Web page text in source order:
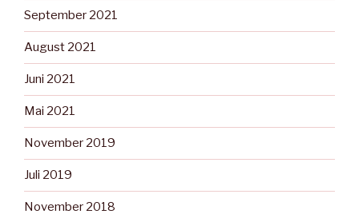
September 2021
August 2021
Juni 2021
Mai 2021
November 2019
Juli 2019
November 2018